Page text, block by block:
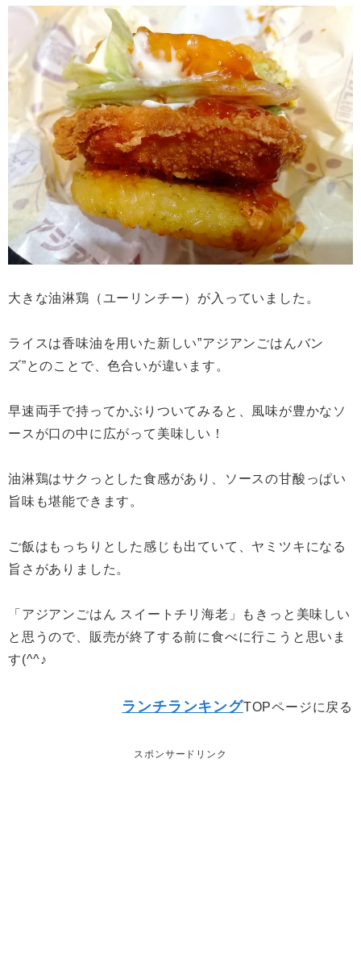
大きな油淋鶏（ユーリンチー）が入っていました。
ライスは香味油を用いた新しい”アジアンごはんバン
ズ”とのことで、色合いが違います。
早速両手で持ってかぶりついてみると、風味が豊かなソ
ースが口の中に広がって美味しい！
油淋鶏はサクっとした食感があり、ソースの甘酸っぱい
旨味も堪能できます。
ご飯はもっちりとした感じも出ていて、ヤミツキになる
旨さがありました。
「アジアンごはん スイートチリ海老」もきっと美味しい
と思うので、販売が終了する前に食べに行こうと思いま
す(^^♪
ランチランキングTOPページに戻る
スポンサードリンク